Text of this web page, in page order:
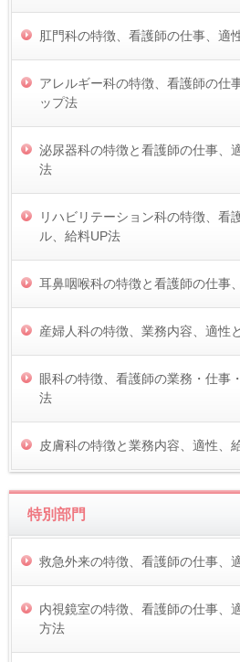
肛門科の特徴、看護師の仕事、適
アレルギー科の特徴、看護師の仕
ップ法
泌尿器科の特徴と看護師の仕事、
法
リハビリテーション科の特徴、看
ル、給料UP法
耳鼻咽喉科の特徴と看護師の仕事
産婦人科の特徴、業務内容、適性
眼科の特徴、看護師の業務・仕事
法
皮膚科の特徴と業務内容、適性、
特別部門
救急外来の特徴、看護師の仕事、
内視鏡室の特徴、看護師の仕事、
方法